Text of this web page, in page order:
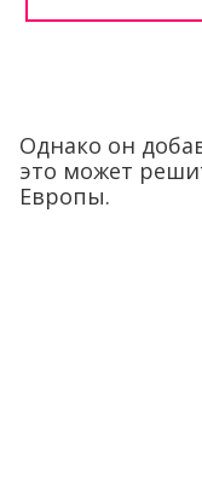
Однако он
это может
Европы.